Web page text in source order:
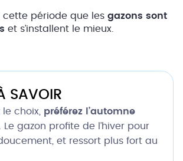
cette période que les gazons sont
et s’installent le mieux.
SAVOIR
le choix, préférez
l’automne
. Le gazon profite de l’hiver pour
et ressort plus fort au